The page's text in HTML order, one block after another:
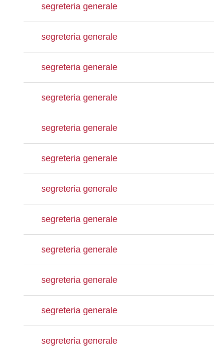
segreteria generale
segreteria generale
segreteria generale
segreteria generale
segreteria generale
segreteria generale
segreteria generale
segreteria generale
segreteria generale
segreteria generale
segreteria generale
segreteria generale